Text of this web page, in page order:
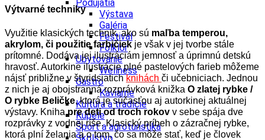
Podujatia
Výstava
Galéria
Festival
Folklór
Ubytovanie
Wellness
Gastro
Kaviarne
Kultúra a tradície
Kúpele
Šport a agroturistika
Výtvarné techniky
Využitie klasických techník, ako sú maľba temperou,
akrylom, či použitie farbičiekje však v jej tvorbe stále
prítomné. Dodáva jej ilustráciám jemnosť a úprimnú detskú
hravosť. Autorkine ilustrácie plné pastelových farieb môžeme
nájsť približne v štyridsiatichknihách či učebniciach. Jednou
z nich je aj obojstranná rozprávková knižka O zlatej rybke /
O rybke Beličke, ktorá je súčasťou aj autorkinej aktuálnej
výstavy. Knihapre deti od troch rokov v sebe spája dve
rozprávky z vodnej ríše. Klasický príbeh o zázračnej rybke,
ktorá plní želania a o tom, čo sa môže stať, keď je človek